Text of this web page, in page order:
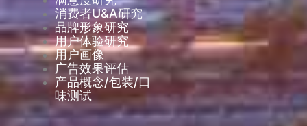
消费者U&A研究
品牌形象研究
用户体验研究
用户画像
广告效果评估
产品概念/包装/口
味测试